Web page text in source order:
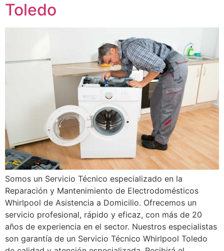
Toledo
Somos un Servicio Técnico especializado en la
Reparación y Mantenimiento de Electrodomésticos
Whirlpool de Asistencia a Domicilio. Ofrecemos un
servicio profesional, rápido y eficaz, con más de 20
años de experiencia en el sector. Nuestros especialistas
son garantía de un Servicio Técnico Whirlpool Toledo